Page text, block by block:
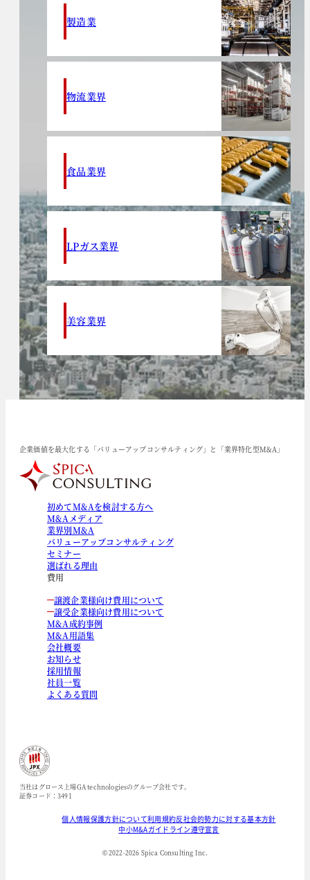
製造業
物流業界
食品業界
LPガス業界
美容業界
企業価値を最大化する「バリューアップコンサルティング」と「業界特化型M&A」
初めてM&Aを検討する方へ
M&Aメディア
業界別M&A
バリューアップコンサルティング
セミナー
選ばれる理由
費用
譲渡企業様向け費用について
譲受企業様向け費用について
M&A成約事例
M&A用語集
会社概要
お知らせ
採用情報
社員一覧
よくある質問
当社はグロース上場GA technologiesのグループ会社です。
証券コード：3491
個人情報保護方針について利用規約反社会的勢力に対する基本方針
中小M&Aガイドライン遵守宣言
© 2022-2026 Spica Consulting Inc.